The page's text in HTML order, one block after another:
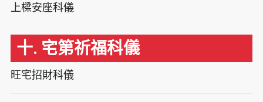
上樑安座科儀
十. 宅第祈福科儀
旺宅招財科儀